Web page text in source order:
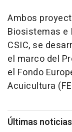
Ambos
Biosistemas e
CSIC, se
el marco del
el Fondo
Acuicultura
Últimas